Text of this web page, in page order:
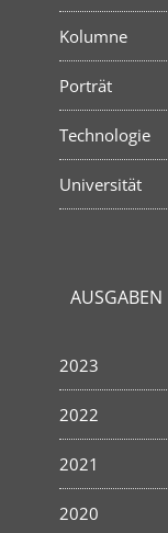
Kolumne
Porträt
Technologie
Universität
AUSGABEN
2023
2022
2021
2020